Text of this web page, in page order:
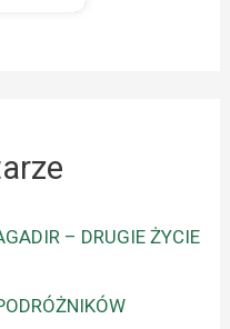
– DRUGIE ŻYCIE